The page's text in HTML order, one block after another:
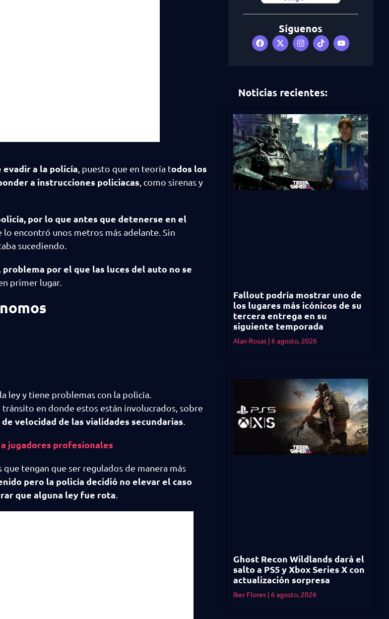
evadir a la policía , puesto que en teoría todos los
a instrucciones policiacas , como sirenas y
por lo que antes que detenerse en el
lo encontró unos metros más adelante. Sin
sucediendo.
por el que las luces del auto no se
primer lugar.
ley y tiene problemas con la policía.
en donde estos están involucrados, sobre
velocidad de las vialidades secundarias
jugadores profesionales
tengan que ser regulados de manera más
pero la policía decidió no elevar el caso
que alguna ley fue rota
Síguenos
Noticias recientes:
Fallout podría mostrar uno de
los lugares más icónicos de su
tercera entrega en su
siguiente temporada
Alan Rosas 6 agosto, 2026
Ghost Recon Wildlands dará el
salto a PS5 y Xbox Series X con
actualización sorpresa
Iker Flores 6 agosto, 2026